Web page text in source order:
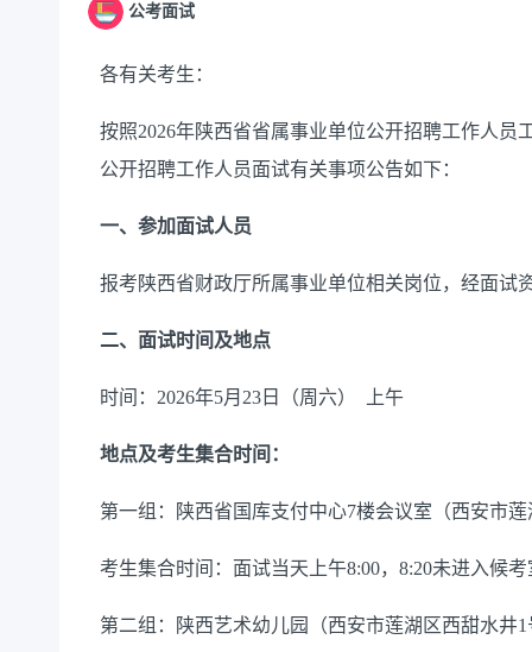
公考面试
各有关考生：
按照2026年陕西省省属事业单位公开招聘工作人员
公开招聘工作人员面试有关事项公告如下：
一、参加面试人员
报考陕西省财政厅所属事业单位相关岗位，经面试
二、面试时间及地点
时间：2026年5月23日（周六） 上午
地点及考生集合时间：
第一组：陕西省国库支付中心7楼会议室（西安市
考生集合时间：面试当天上午8:00，8:20未进入候
第二组：陕西艺术幼儿园（西安市莲湖区西甜水井1